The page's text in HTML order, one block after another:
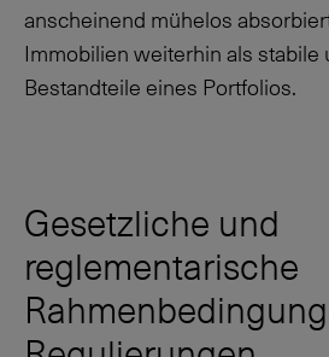
anscheinend mühelos
Immobilien weiterhin als stabile
Bestandteile eines Portfolios.
Gesetzliche und
reglementarische